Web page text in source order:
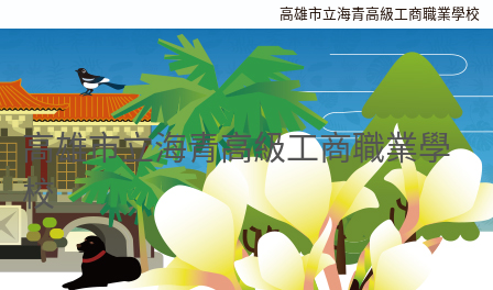
高雄市立海青高級工商職業學校
高雄市立海青高級工商職業學
校